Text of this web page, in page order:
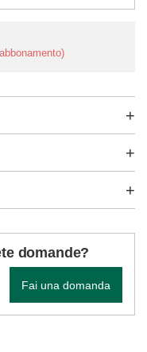
domande?
Fai una domanda